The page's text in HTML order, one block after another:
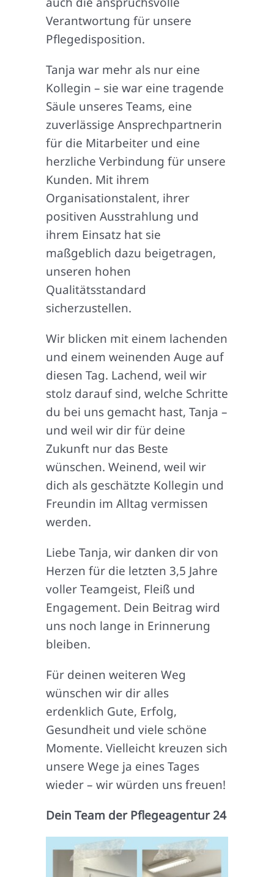
Verantwortung für unsere
Pflegedisposition.
Tanja war mehr als nur eine
Kollegin – sie war eine tragende
Säule unseres Teams, eine
zuverlässige Ansprechpartnerin
für die Mitarbeiter und eine
herzliche Verbindung für unsere
Kunden. Mit ihrem
Organisationstalent, ihrer
positiven Ausstrahlung und
ihrem Einsatz hat sie
maßgeblich dazu beigetragen,
unseren hohen
Qualitätsstandard
sicherzustellen.
Wir blicken mit einem lachenden
und einem weinenden Auge auf
diesen Tag. Lachend, weil wir
stolz darauf sind, welche Schritte
du bei uns gemacht hast, Tanja –
und weil wir dir für deine
Zukunft nur das Beste
wünschen. Weinend, weil wir
dich als geschätzte Kollegin und
Freundin im Alltag vermissen
werden.
Liebe Tanja, wir danken dir von
Herzen für die letzten 3,5 Jahre
voller Teamgeist, Fleiß und
Engagement. Dein Beitrag wird
uns noch lange in Erinnerung
bleiben.
Für deinen weiteren Weg
wünschen wir dir alles
erdenklich Gute, Erfolg,
Gesundheit und viele schöne
Momente. Vielleicht kreuzen sich
unsere Wege ja eines Tages
wieder – wir würden uns freuen!
Dein Team der Pflegeagentur 24